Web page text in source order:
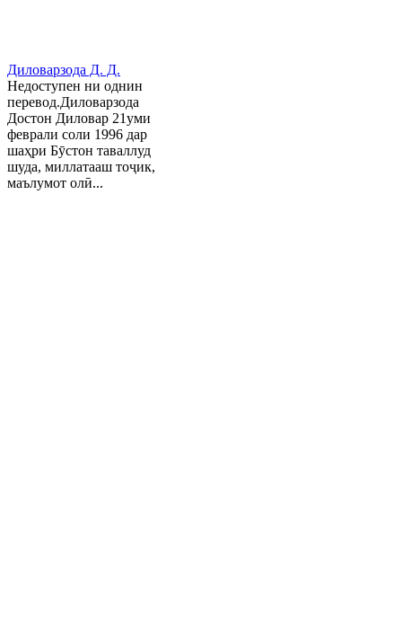
Диловарзода Д. Д.
Недоступен ни однин
перевод.Диловарзода
Достон Диловар 21уми
феврали соли 1996 дар
шаҳри Бӯстон таваллуд
шуда, миллатааш тоҷик,
маълумот олӣ...